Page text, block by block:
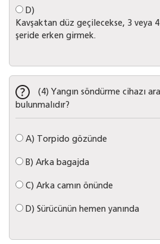
D)
Kavşaktan düz geçilecekse, 3 veya
şeride erken girmek.
(4) Yangın söndürme cihazı
bulunmalıdır?
A) Torpido gözünde
B) Arka bagajda
C) Arka camın önünde
D) Sürücünün hemen yanında